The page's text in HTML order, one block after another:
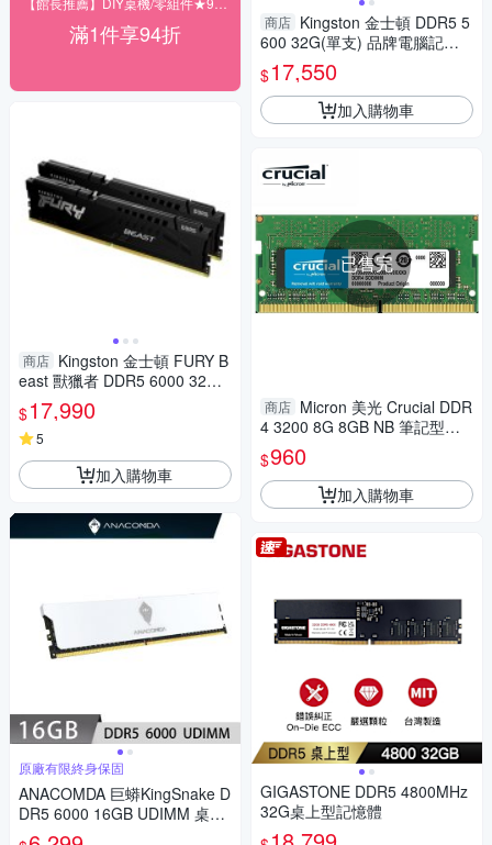
滿1件享94折
商店 Kingston 金士頓 FURY B
east 獸獵者 DDR5 6000 32G
(16Gx2) 桌上型超頻記憶體 KF
560C30BBEK2-32
$17,990
5
加入購物車
原廠有限終身保固
ANACOMDA 巨蟒KingSnake D
DR5 6000 16GB UDIMM 桌上
型 記憶體(白色)
商店 Kingston 金士頓 DDR5 5
600 32G(單支) 品牌電腦記憶
體 KCP556UD8-32
$17,550
加入購物車
已售完
商店 Micron 美光 Crucial DDR
4 3200 8G 8GB NB 筆記型記
憶體 CT8G4SFS832A
$960
加入購物車
GIGASTONE DDR5 4800MHz
32G桌上型記憶體